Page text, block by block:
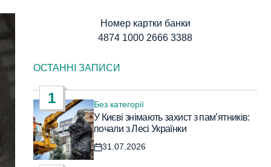
Номер картки банки
4874 1000 2666 3388
ОСТАННІ ЗАПИСИ
1
Опублікувати
у
Без категорії
У Києві знімають захист з пам’ятників:
почали з Лесі Українки
Дата
31.07.2026